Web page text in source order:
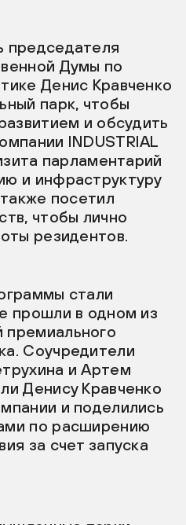
председателя
Думы по
Денис Кравченко
парк, чтобы
и обсудить
INDUSTRIAL
парламентарий
и инфраструктуру
посетил
чтобы лично
резидентов.
стали
прошли в одном из
Соучредители
и Артем
Денису Кравченко
и поделились
по расширению
за счет запуска